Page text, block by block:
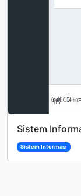
Sistem
Sistem Informasi